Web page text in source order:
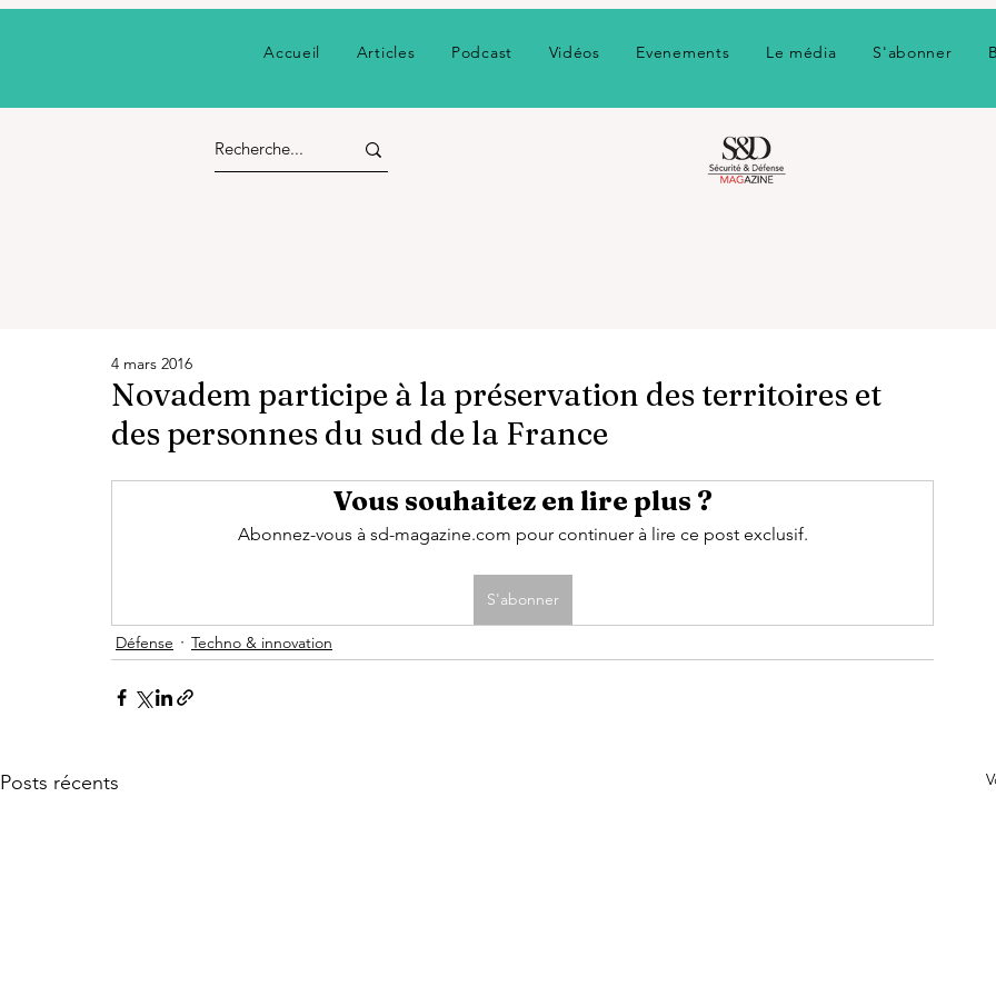
Accueil Articles Podcast Vidéos Evenements Le média S'abonner
Novadem participe à la préservation des territoires et
des personnes du sud de la France
4 mars 2016
Vous souhaitez en lire plus ?
Abonnez-vous à sd-magazine.com pour continuer à lire ce post exclusif.
S'abonner
Défense Techno & innovation
Posts récents